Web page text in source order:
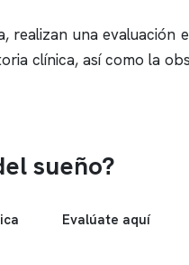
realizan una evaluación
clínica, así como la
sueño?
Evalúate aquí